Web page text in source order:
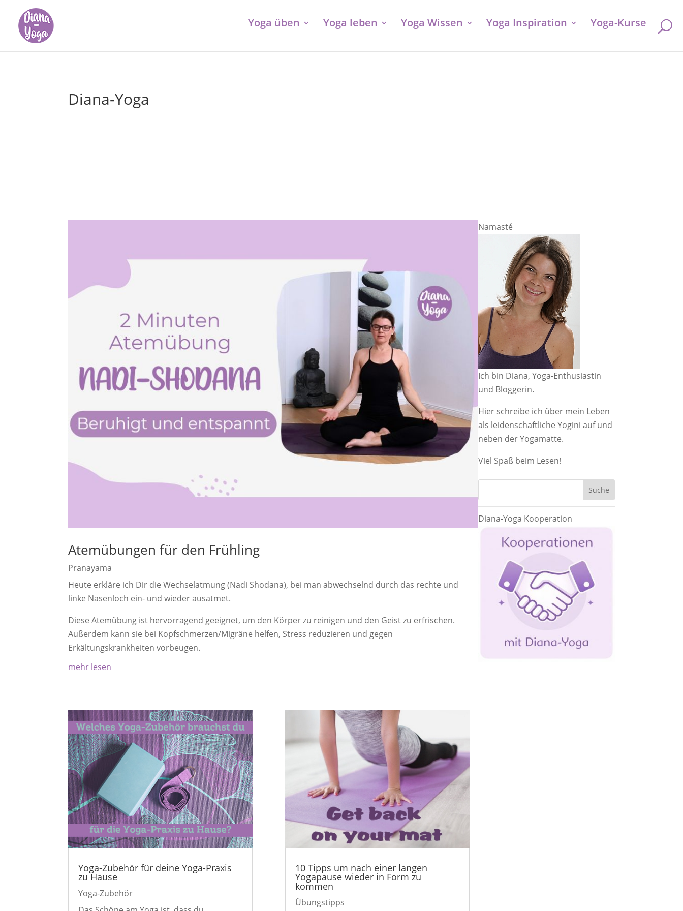
Yoga üben Yoga leben Yoga Wissen Yoga Inspiration Yoga-Kurse
Diana-Yoga
Atemübungen für den Frühling
Pranayama
Heute erkläre ich Dir die Wechselatmung (Nadi Shodana), bei man abwechselnd durch das rechte und
linke Nasenloch ein- und wieder ausatmet.
Diese Atemübung ist hervorragend geeignet, um den Körper zu reinigen und den Geist zu erfrischen.
Außerdem kann sie bei Kopfschmerzen/Migräne helfen, Stress reduzieren und gegen
Erkältungskrankheiten vorbeugen.
mehr lesen
Yoga-Zubehör für deine Yoga-Praxis
zu Hause
Yoga-Zubehör
10 Tipps um nach einer langen
Yogapause wieder in Form zu
kommen
Übungstipps
Namasté
Ich bin Diana, Yoga-Enthusiastin
und Bloggerin.
Hier schreibe ich über mein Leben
als leidenschaftliche Yogini auf und
neben der Yogamatte.
Viel Spaß beim Lesen!
Diana-Yoga Kooperation